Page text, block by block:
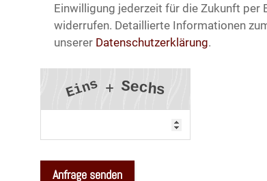
Einwilligung jederzeit für die Zukunft per
widerrufen. Detaillierte Informationen
unserer Datenschutzerklärung.
Eins Sechs